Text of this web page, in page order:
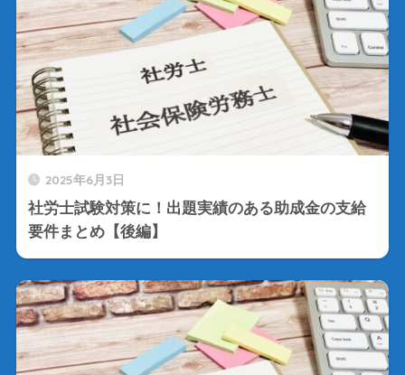
2025年6月3日
社労士試験対策に！出題実績のある助成金の支給
要件まとめ【後編】